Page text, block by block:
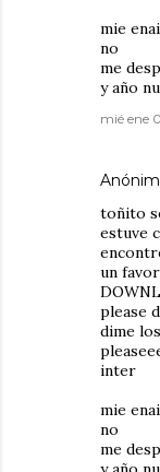
mie
no
me
y año
mié ene
toñito
estuve
un
please
dime
inter
mie
no
me